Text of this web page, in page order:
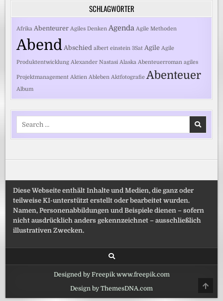
SCHLAGWÖRTER
Afrika Abenteurer Agiles Denken Agenda Agile Methoden
Abend Abschied albert einstein 3Sat Agile Agile
Produktentwicklung Alexander Nastasi Alaska Abenteuerroman agiles
Projektmanagement Aktien Ableben Aktfotografie Abenteuer
Album
Search
Diese Webseite enthält Inhalte und Medien, die ganz oder
teilweise KI-unterstützt erstellt oder bearbeitet wurden.
Namen, Personenabbildungen und Beispiele dienen – sofern
nicht ausdrücklich anders gekennzeichnet – ausschließlich
illustrativen Zwecken.
Designed by Freepik www.freepik.com
Design by ThemesDNA.com
TOP